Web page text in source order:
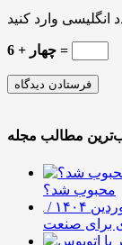
6 + چهار =
محبوب شد؟
افزایش ۴.۶ درصدی تولید فولاد ایران در فروردین ۱۴۰۴ /
برای صنعت